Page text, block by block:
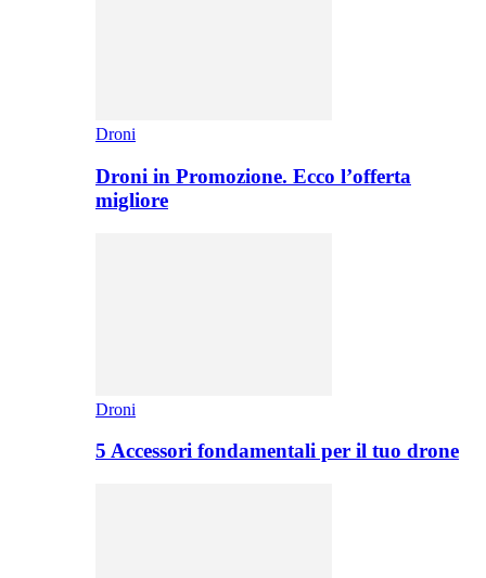
Droni
Droni in Promozione. Ecco l’offerta
migliore
Droni
5 Accessori fondamentali per il tuo drone